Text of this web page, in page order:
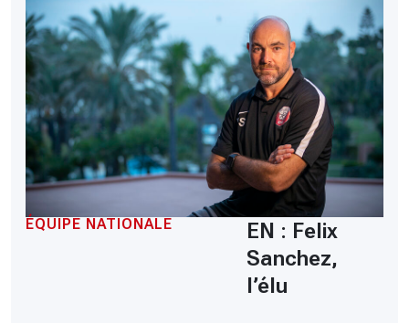
ÉQUIPE NATIONALE
EN : Felix
Sanchez,
l’élu